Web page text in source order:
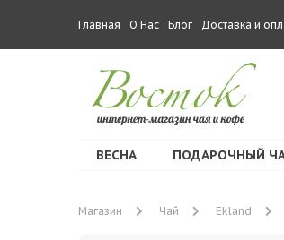
Главная О Нас Блог Доставка и
ВЕСНА ПОДАРОЧНЫЙ
Магазин Чай Ekland